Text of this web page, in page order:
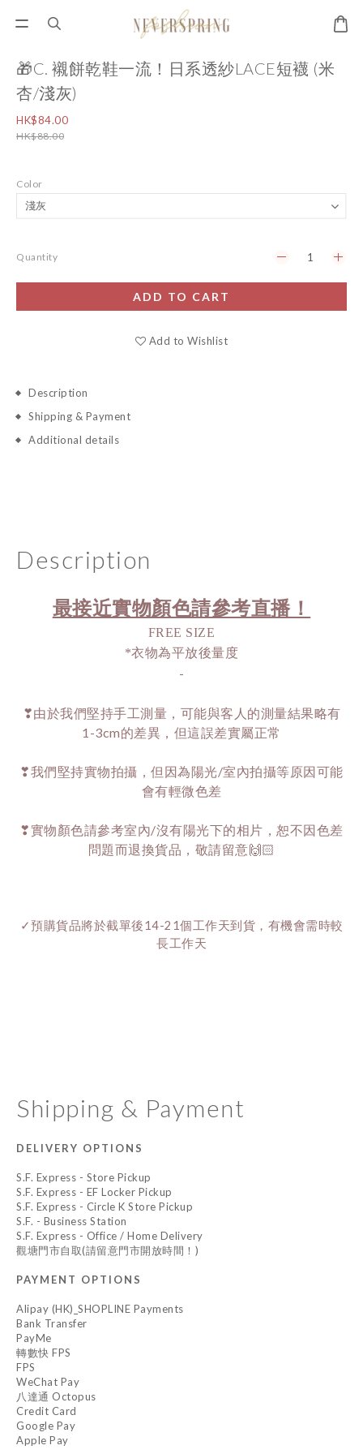
🎁C. 襯餅乾鞋一流！日系透紗LACE短襪 (米
杏/淺灰)
HK$84.00
HK$88.00
Color
Quantity
ADD TO CART
Add to Wishlist
Description
Shipping & Payment
Additional details
Description
最接近實物顏色請參考直播！
FREE SIZE
*衣物為平放後量度
-
❣由於我們堅持手工測量，可能與客人的測量結果略有
1-3cm的差異，但這誤差實屬正常
❣我們堅持實物拍攝，但因為陽光/室內拍攝等原因可能
會有輕微色差
❣實物顏色請參考室內/沒有陽光下的相片，恕不因色差
問題而退換貨品，敬請留意🙌🏻
✓預購貨品將於截單後14-21個工作天到貨，有機會需時較
長工作天
Shipping & Payment
DELIVERY OPTIONS
S.F. Express - Store Pickup
S.F. Express - EF Locker Pickup
S.F. Express - Circle K Store Pickup
S.F. - Business Station
S.F. Express - Office / Home Delivery
觀塘門市自取(請留意門市開放時間！)
PAYMENT OPTIONS
Alipay (HK)_SHOPLINE Payments
Bank Transfer
PayMe
轉數快 FPS
FPS
WeChat Pay
八達通 Octopus
Credit Card
Google Pay
Apple Pay